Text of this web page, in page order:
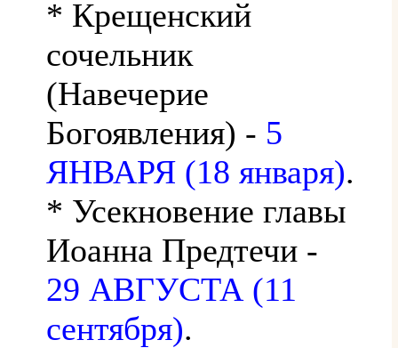
* Крещенский
сочельник
(Навечерие
Богоявления) - 5
ЯНВАРЯ (18 января).
* Усекновение главы
Иоанна Предтечи -
29 АВГУСТА (11
сентября).